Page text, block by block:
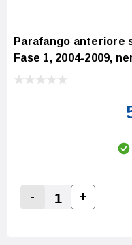
Parafango anteriore
Fase 1, 2004-2009,
Decrease Quantity:
-
Increase
+